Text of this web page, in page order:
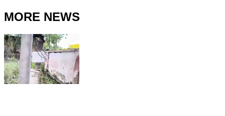
MORE NEWS